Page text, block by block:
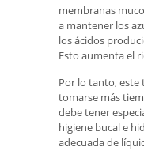
membranas
a mantener los
los ácidos
Esto aumenta el
Por lo tanto, este
tomarse más
debe tener
higiene bucal e
adecuada de